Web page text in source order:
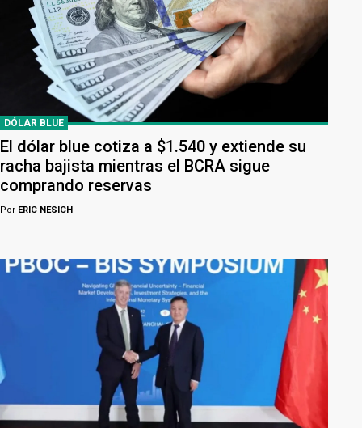
DÓLAR BLUE
El dólar blue cotiza a $1.540 y extiende su
racha bajista mientras el BCRA sigue
comprando reservas
Por ERIC NESICH